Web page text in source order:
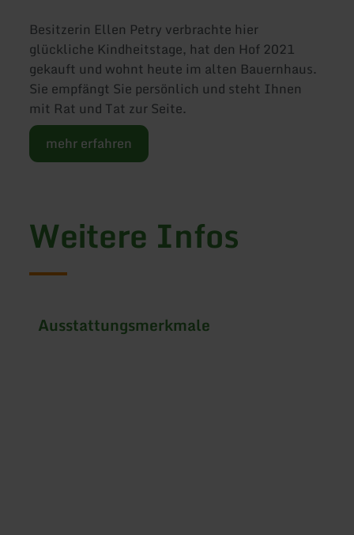
Besitzerin Ellen Petry verbrachte hier
glückliche Kindheitstage, hat den Hof 2021
gekauft und wohnt heute im alten Bauernhaus.
Sie empfängt Sie persönlich und steht Ihnen
mit Rat und Tat zur Seite.
mehr erfahren
Weitere Infos
Ausstattungsmerkmale